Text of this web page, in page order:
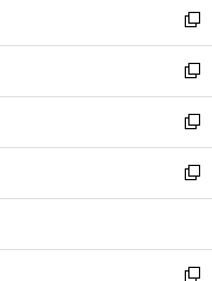
く
で
開
く
ド
ウ
で
開
く
ィ
ン
ド
ウ
で
開
く
い
ウ
ィ
ン
ド
ウ
で
開
新
し
い
ウ
ィ
ン
ド
ウ
開
く
新
し
い
ウ
ィ
ン
ウ
で
新
し
い
ウ
ン
ド
新
し
ウ